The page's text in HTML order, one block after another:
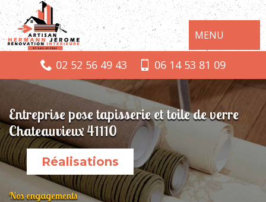
MENU
02 52 56 49 43 06 14 53 81 09
Entreprise pose tapisserie et toile de verre
Chateauvieux 41110
Réalisations
Nos engagements